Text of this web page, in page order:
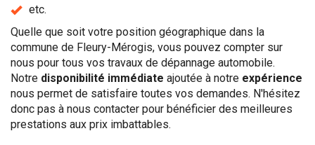
etc.
Quelle que soit votre position géographique dans la
commune de Fleury-Mérogis, vous pouvez compter sur
nous pour tous vos travaux de dépannage automobile.
Notre disponibilité immédiate ajoutée à notre expérience
nous permet de satisfaire toutes vos demandes. N'hésitez
donc pas à nous contacter pour bénéficier des meilleures
prestations aux prix imbattables.